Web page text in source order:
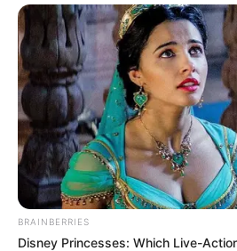
BRAINBERRIES
Disney Princesses: Which Live-